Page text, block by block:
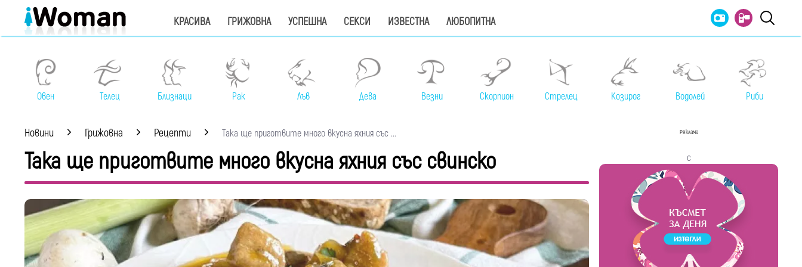
КРАСИВА ГРИЖОВНА УСПЕШНА СЕКСИ ИЗВЕСТНА ЛЮБОПИТНА
Овен Телец Близнаци Рак Лъв Дева Везни Скорпион Стрелец Козирог Водолей Риби
Новини Грижовна Рецепти Така ще приготвите много вкусна яхния със ...
Така ще приготвите много вкусна яхния със свинско
Реклама
с